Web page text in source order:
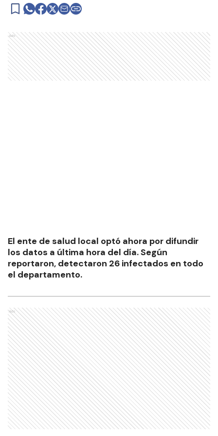
Ads
El ente de salud local optó ahora por difundir
los datos a última hora del día. Según
reportaron, detectaron 26 infectados en todo
el departamento.
Ads